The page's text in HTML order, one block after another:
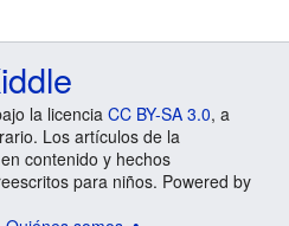
la licencia CC BY-SA 3.0, a
Los artículos de la
contenido y hechos
para niños. Powered by